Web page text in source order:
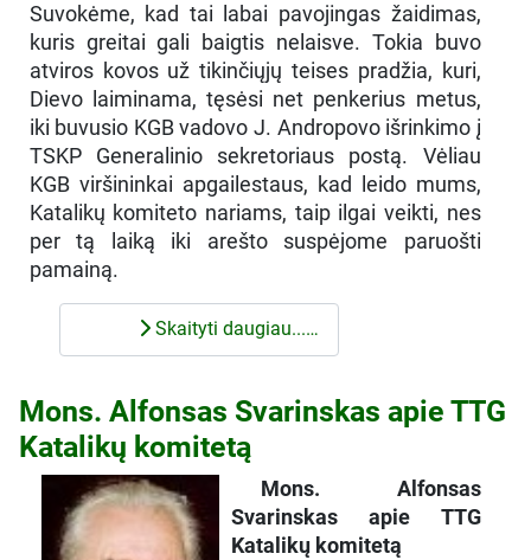
Suvokėme, kad tai labai pavojingas žaidimas,
kuris greitai gali baigtis nelaisve. Tokia buvo
atviros kovos už tikinčiųjų teises pradžia, kuri,
Dievo laiminama, tęsėsi net penkerius metus,
iki buvusio KGB vadovo J. Andropovo išrinkimo į
TSKP Generalinio sekretoriaus postą. Vėliau
KGB viršininkai apgailestaus, kad leido mums,
Katalikų komiteto nariams, taip ilgai veikti, nes
per tą laiką iki arešto suspėjome paruošti
pamainą.
Skaityti daugiau...…
Mons. Alfonsas Svarinskas apie TTG
Katalikų komitetą
Mons. Alfonsas
Svarinskas apie TTG
Katalikų komitetą